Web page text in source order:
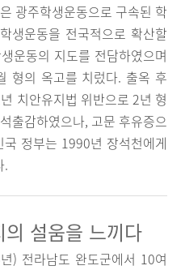
광주학생운동으로 구속된 학
생운동을 전국적으로 확산할
운동의 지도를 전담하였으며
형의 옥고를 치렀다. 출옥 후
치안유지법 위반으로 2년 형
출감하였으나, 고문 후유증으
정부는 1990년 장석천에게
.
설움을 느끼다
) 전라남도 완도군에서 10여